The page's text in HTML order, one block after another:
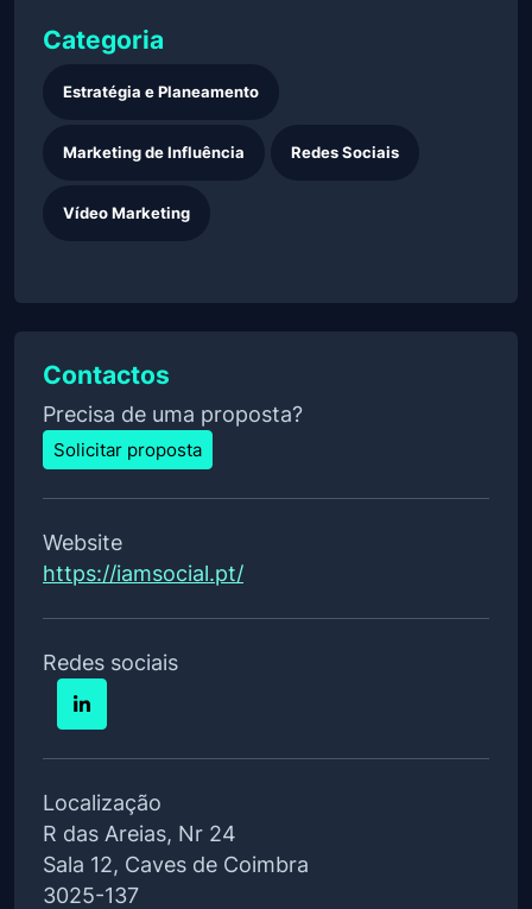
Categoria
Estratégia e Planeamento
Marketing de Influência Redes Sociais
Vídeo Marketing
Contactos
Precisa de uma proposta?
Solicitar proposta
Website
https://iamsocial.pt/
Redes sociais
Localização
R das Areias, Nr 24
Sala 12, Caves de Coimbra
3025-137